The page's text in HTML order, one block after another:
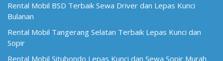
Rental Mobil BSD Terbaik Sewa Driver dan Lepas Kunci
Bulanan
Rental Mobil Tangerang Selatan Terbaik Lepas Kunci dan
Sopir
Rental Mobil Situbondo Lepas Kunci dan Sewa Sopir Murah